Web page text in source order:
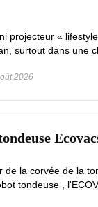
projecteur «
surtout dans une
2026
de la corvée de la
tondeuse ,